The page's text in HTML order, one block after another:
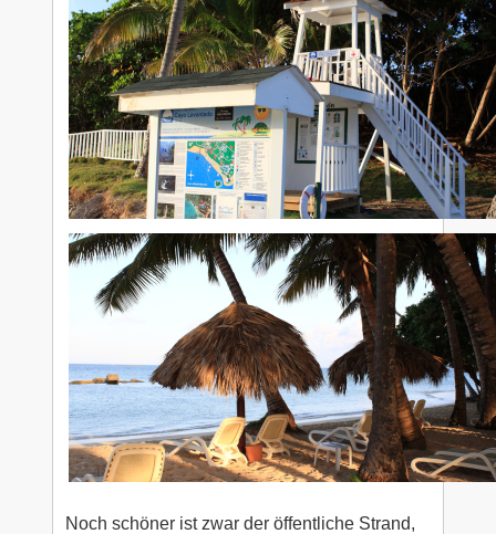
Noch schöner ist zwar der öffentliche Strand,